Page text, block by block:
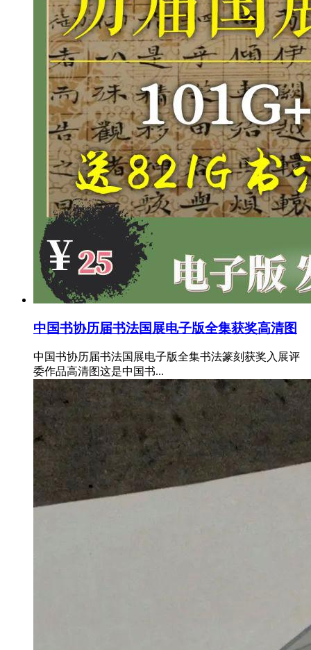
中国书协历届书法国展电子版全集获奖高清图
中国书协历届书法国展电子版全集书法篆刻获奖入展评
委作品高清图这是中国书...